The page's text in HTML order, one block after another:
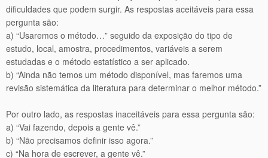
dificuldades que podem surgir. As respostas aceitáveis para essa
pergunta são:
a) “Usaremos o método…” seguido da exposição do tipo de
estudo, local, amostra, procedimentos, variáveis a serem
estudadas e o método estatístico a ser aplicado.
b) “Ainda não temos um método disponível, mas faremos uma
revisão sistemática da literatura para determinar o melhor método.”
Por outro lado, as respostas inaceitáveis para essa pergunta são:
a) “Vai fazendo, depois a gente vê.”
b) “Não precisamos definir isso agora.”
c) “Na hora de escrever, a gente vê.”